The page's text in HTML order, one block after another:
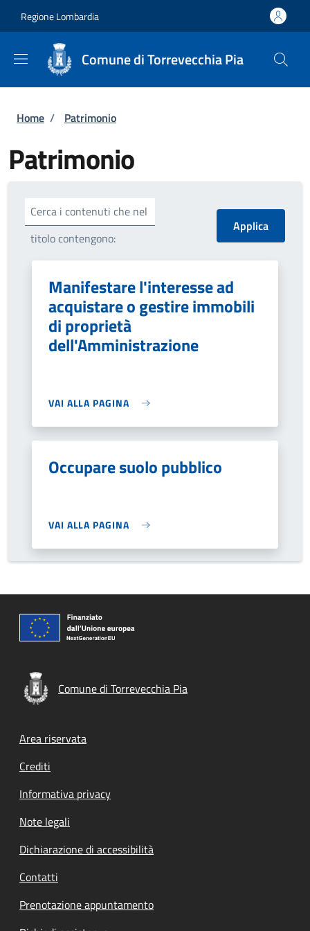
Regione Lombardia
Comune di Torrevecchia Pia
Briciole di pane
Home / Patrimonio
Patrimonio
Cerca i contenuti che nel
titolo contengono:
Manifestare l'interesse ad
acquistare o gestire immobili
di proprietà
dell'Amministrazione
VAI ALLA PAGINA
Occupare suolo pubblico
VAI ALLA PAGINA
Comune di Torrevecchia Pia
Footer menu
Area riservata
Crediti
Informativa privacy
Note legali
Dichiarazione di accessibilità
Contatti
Prenotazione appuntamento